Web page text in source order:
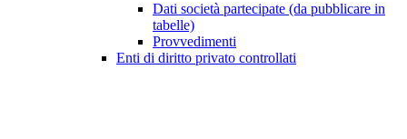
Dati società partecipate (da pubblicare in
tabelle)
Provvedimenti
Enti di diritto privato controllati